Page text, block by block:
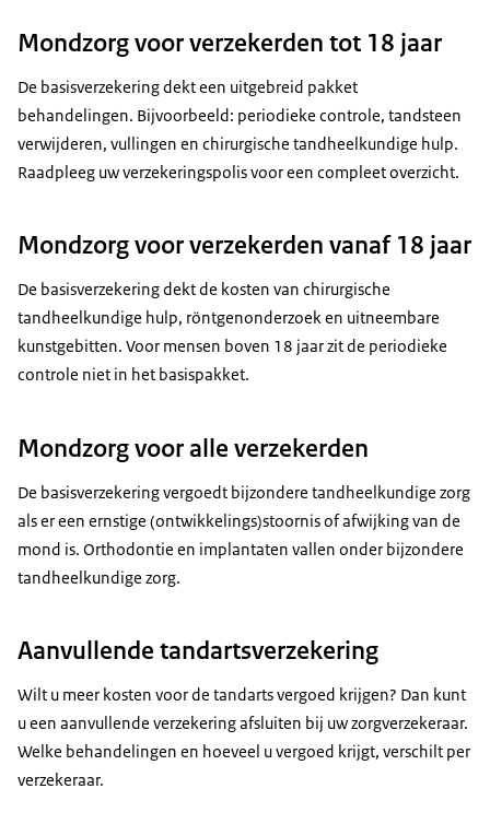
Mondzorg voor verzekerden tot 18 jaar
De basisverzekering dekt een uitgebreid pakket
behandelingen. Bijvoorbeeld: periodieke controle, tandsteen
verwijderen, vullingen en chirurgische tandheelkundige hulp.
Raadpleeg uw verzekeringspolis voor een compleet overzicht.
Mondzorg voor verzekerden vanaf 18 jaar
De basisverzekering dekt de kosten van chirurgische
tandheelkundige hulp, röntgenonderzoek en uitneembare
kunstgebitten. Voor mensen boven 18 jaar zit de periodieke
controle niet in het basispakket.
Mondzorg voor alle verzekerden
De basisverzekering vergoedt bijzondere tandheelkundige zorg
als er een ernstige (ontwikkelings)stoornis of afwijking van de
mond is. Orthodontie en implantaten vallen onder bijzondere
tandheelkundige zorg.
Aanvullende tandartsverzekering
Wilt u meer kosten voor de tandarts vergoed krijgen? Dan kunt
u een aanvullende verzekering afsluiten bij uw zorgverzekeraar.
Welke behandelingen en hoeveel u vergoed krijgt, verschilt per
verzekeraar.